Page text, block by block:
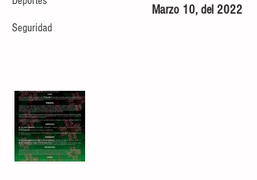
Seguridad
Marzo 10, del 2022